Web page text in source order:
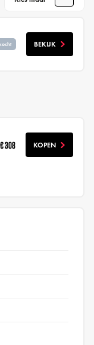
BEKIJK
€ 308 KOPEN